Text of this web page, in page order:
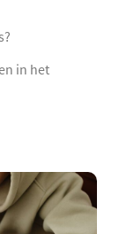
in het